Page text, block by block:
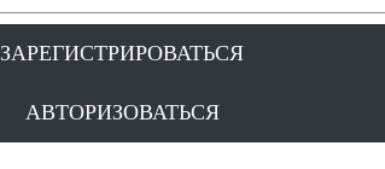
ЗАРЕГИСТРИРОВАТЬСЯ
АВТОРИЗОВАТЬСЯ